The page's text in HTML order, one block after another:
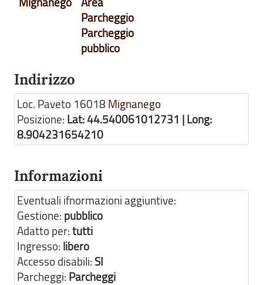
Parcheggio
Parcheggio
pubblico
Indirizzo
Loc. Paveto 16018 Mignanego
Posizione: Lat: 44.540061012731 | Long:
8.904231654210
Informazioni
Eventuali ifnormazioni aggiuntive:
Gestione: pubblico
Adatto per:tutti
Ingresso: libero
Accesso disabili: SI
Parcheggi: Parcheggi